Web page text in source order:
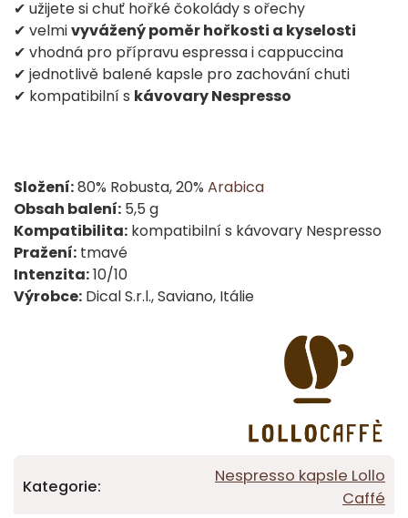
✔ užijete si chuť hořké čokolády s ořechy
✔ velmivyvážený poměr hořkosti a kyselosti
✔ vhodná pro přípravu espressa i cappuccina
✔ jednotlivě balené kapsle pro zachování chuti
✔ kompatibilní s kávovary Nespresso
Složení:80% Robusta, 20% Arabica
Obsah balení: 5,5 g
Kompatibilita: kompatibilní s kávovary Nespresso
Pražení: tmavé
Intenzita:10/10
Výrobce: Dical S.r.l., Saviano, Itálie
Kategorie:
Nespresso kapsle Lollo
Caffé